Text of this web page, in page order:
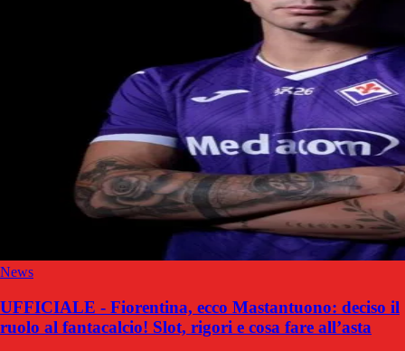
News
UFFICIALE - Fiorentina, ecco Mastantuono: deciso il
ruolo al fantacalcio! Slot, rigori e cosa fare all’asta